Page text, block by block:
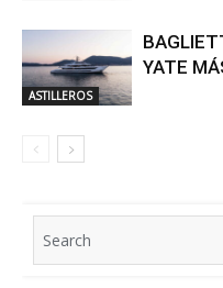
ASTILLEROS
YATE
for: